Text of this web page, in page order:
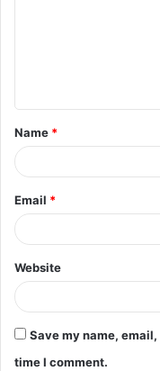
t
*
Name *
Email *
Website
Save my name,
time I comment.